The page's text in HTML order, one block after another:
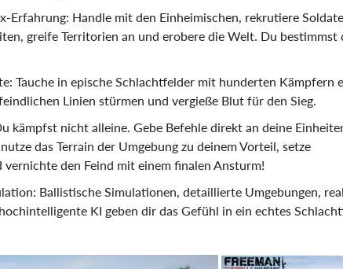
Erfahrung: Handle mit den Einheimischen, rekrutiere
greife Territorien an und erobere die Welt. Du bestimmst
Tauche in epische Schlachtfelder mit hunderten Kämpfern
Linien stürmen und vergieße Blut für den Sieg.
kämpfst nicht alleine. Gebe Befehle direkt an deine
das Terrain der Umgebung zu deinem Vorteil, setze
den Feind mit einem finalen Ansturm!
Ballistische Simulationen, detaillierte Umgebungen,
KI geben dir das Gefühl in ein echtes